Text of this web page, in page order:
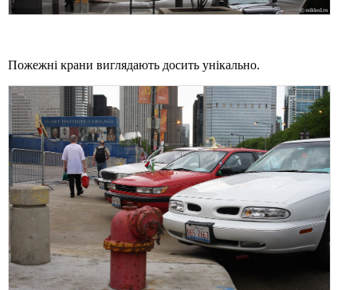
Пожежні крани виглядають досить унікально.